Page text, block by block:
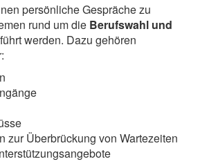
persönliche Gespräche zu
rund um die Berufswahl und
werden. Dazu gehören
zur Überbrückung von Wartezeiten